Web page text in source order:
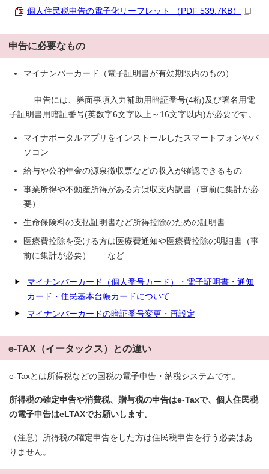
個人住民税申告の電子化リーフレット （PDF 539.7KB）
申告に必要なもの
マイナンバーカード（電子証明書が有効期限内のもの）
申告には、券面事項入力補助用暗証番号(4桁)及び署名用電
子証明書用暗証番号(英数字6文字以上～16文字以内)が必要です。
マイナポータルアプリをインストールしたスマートフォンやパ
ソコン
給与や公的年金の源泉徴収票などの収入が確認できるもの
事業所得や不動産所得がある方は収支内訳書（事前に集計が必
要）
生命保険料の支払証明書など所得控除のための証明書
医療費控除を受ける方は医療費通知や医療費控除の明細書（事
前に集計が必要） など
マイナンバーカード（個人番号カード）・電子証明書・通知
カード・住民基本台帳カードについて
マイナンバーカードの暗証番号変更・再設定
e-TAX（イータックス）との違い
e-Taxとは所得税などの国税の電子申告・納税システムです。
所得税の確定申告や消費税、贈与税の申告はe-Taxで、個人住民税
の電子申告はeLTAXでお願いします。
（注意）所得税の確定申告をした方は住民税申告を行う必要はあ
りません。